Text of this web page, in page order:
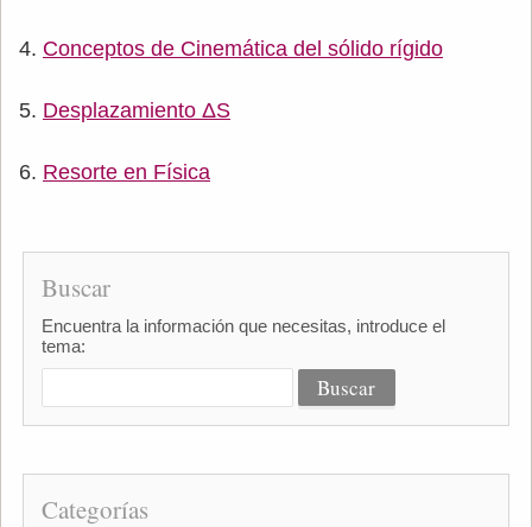
Conceptos de Cinemática del sólido rígido
Desplazamiento ΔS
Resorte en Física
Buscar
Encuentra la información que necesitas, introduce el
tema:
Categorías